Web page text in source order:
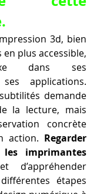
3d, bien
en plus accessible,
dans ses
applications.
demande
la lecture, mais
concrète
action. Regarder
imprimantes
d’appréhender
étapes